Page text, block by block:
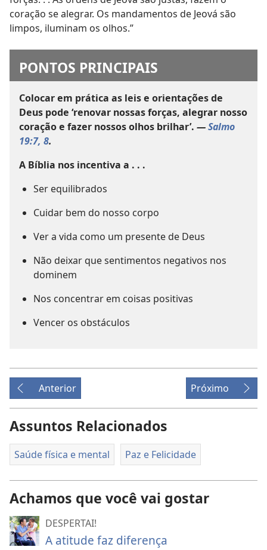
coração se alegrar. Os mandamentos de Jeová são
limpos, iluminam os olhos.”
PONTOS PRINCIPAIS
Colocar em prática as leis e orientações de
Deus pode ‘renovar nossas forças, alegrar nosso
coração e fazer nossos olhos brilhar’. —Salmo
19:7, 8.
A Bíblia nos incentiva a . . .
Ser equilibrados
Cuidar bem do nosso corpo
Ver a vida como um presente de Deus
Não deixar que sentimentos negativos nos
dominem
Nos concentrar em coisas positivas
Vencer os obstáculos
Anterior Próximo
Assuntos Relacionados
Saúde física e mental Paz e Felicidade
Achamos que você vai gostar
DESPERTAI!
A atitude faz diferença